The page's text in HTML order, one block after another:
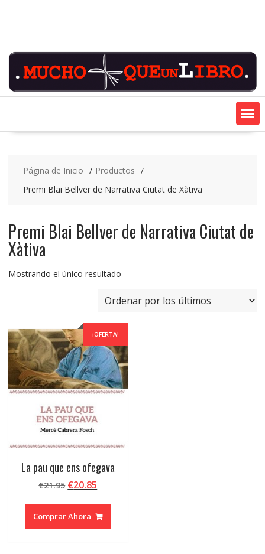
Página de Inicio
Productos
Premi Blai Bellver de Narrativa Ciutat de Xàtiva
Premi Blai Bellver de Narrativa Ciutat de
Xàtiva
Mostrando el único resultado
¡OFERTA!
La pau que ens ofegava
€21.95 El
original
era:
€20.85
actual
es:
Comprar Ahora